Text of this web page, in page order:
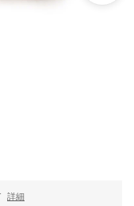
詳細